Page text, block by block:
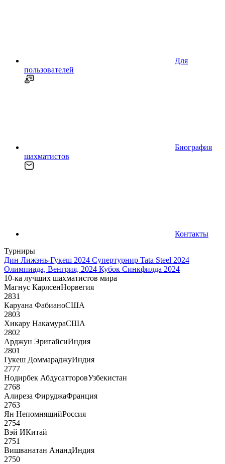
Для
пользователей
Биография
шахматистов
Контакты
Турниры
Дин Лижэнь-Гукеш 2024 Супертурнир Tata Steel 2024
Олимпиада, Венгрия, 2024 Кубок Синкфилда 2024
10-ка лучших шахматистов мира
Магнус КарлсенНорвегия
2831
Каруана ФабианоСША
2803
Хикару НакамураСША
2802
Арджун ЭригайсиИндия
2801
Гукеш ДоммараджуИндия
2777
Нодирбек АбдусатторовУзбекистан
2768
Алиреза ФируджаФранция
2763
Ян НепомнящийРоссия
2754
Вэй ИКитай
2751
Вишванатан АнандИндия
2750